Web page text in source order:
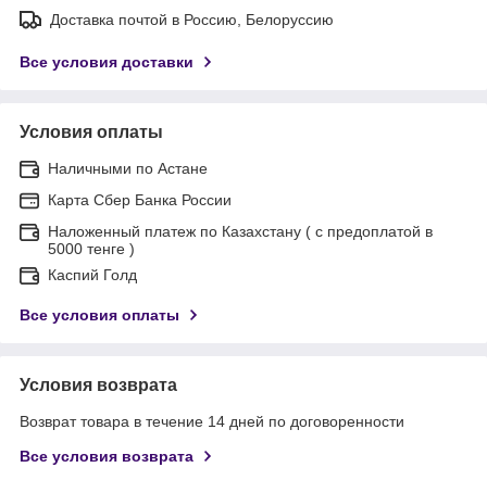
Доставка почтой в Россию, Белоруссию
Все условия доставки
Условия оплаты
Наличными по Астане
Карта Сбер Банка России
Наложенный платеж по Казахстану ( с предоплатой в
5000 тенге )
Каспий Голд
Все условия оплаты
Условия возврата
Возврат товара в течение 14 дней по договоренности
Все условия возврата